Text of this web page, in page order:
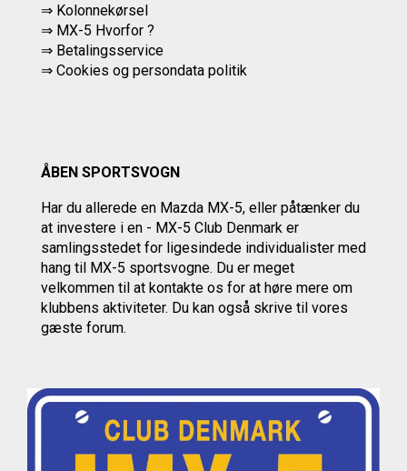
⇒ Kolonnekørsel
⇒ MX-5 Hvorfor ?
⇒ Betalingsservice
⇒ Cookies og persondata politik
ÅBEN SPORTSVOGN
Har du allerede en Mazda MX-5, eller påtænker du
at investere i en - MX-5 Club Denmark er
samlingsstedet for ligesindede individualister med
hang til MX-5 sportsvogne. Du er meget
velkommen til at kontakte os for at høre mere om
klubbens aktiviteter. Du kan også skrive til vores
gæste forum.